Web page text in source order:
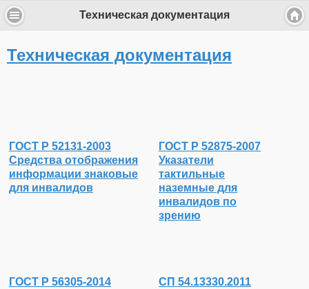
Техническая документация
Техническая документация
ГОСТ Р 52131-2003
Средства отображения
информации знаковые
для инвалидов
ГОСТ Р 52875-2007
Указатели
тактильные
наземные для
инвалидов по
зрению
ГОСТ Р 56305-2014
СП 54.13330.2011